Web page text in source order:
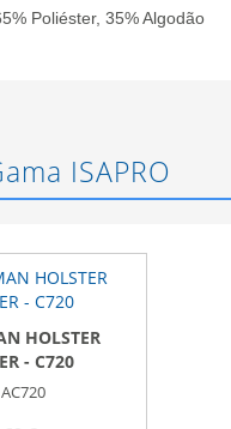
Poliéster, 35% Algodão
ISAPRO
HOLSTER
- C720